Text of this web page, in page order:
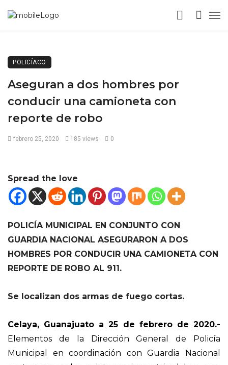
POLICÍACO
Aseguran a dos hombres por
conducir una camioneta con
reporte de robo
febrero 25, 2020 185 views 0
Spread the love
POLICÍA MUNICIPAL EN CONJUNTO CON
GUARDIA NACIONAL ASEGURARON A DOS
HOMBRES POR CONDUCIR UNA CAMIONETA CON
REPORTE DE ROBO AL 911.
Se localizan dos armas de fuego cortas.
Celaya, Guanajuato a 25 de febrero de 2020.-
Elementos de la Dirección General de Policía
Municipal en coordinación con Guardia Nacional